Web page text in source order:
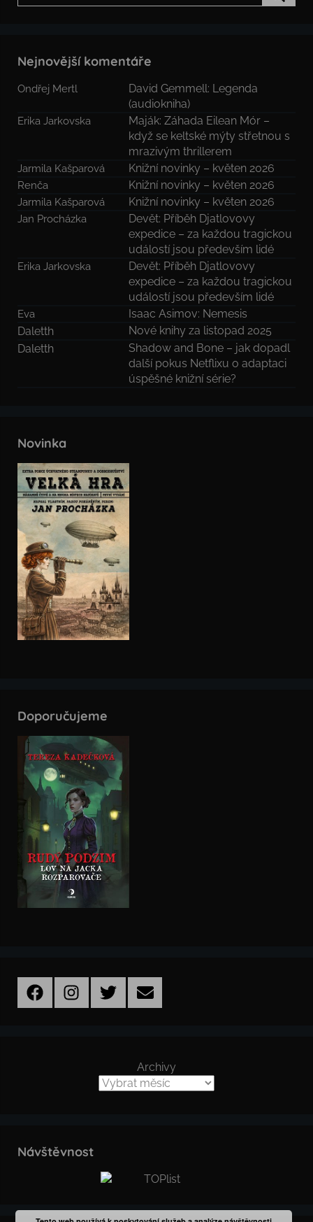
Nejnovější komentáře
Ondřej Mertl
David Gemmell: Legenda
(audiokniha)
Erika Jarkovska
Maják: Záhada Eilean Mór –
když se keltské mýty střetnou s
mrazivým thrillerem
Jarmila Kašparová Knižní novinky – květen 2026
Renča Knižní novinky – květen 2026
Jarmila Kašparová Knižní novinky – květen 2026
Jan Procházka
Devět: Příběh Djatlovovy
expedice – za každou tragickou
událostí jsou především lidé
Erika Jarkovska
Devět: Příběh Djatlovovy
expedice – za každou tragickou
událostí jsou především lidé
Eva
Isaac Asimov: Nemesis
Daletth
Nové knihy za listopad 2025
Daletth
Shadow and Bone – jak dopadl
další pokus Netflixu o adaptaci
úspěšné knižní série?
Novinka
Doporučujeme
FacebookInstagramTwitter Email
Archivy
Návštěvnost